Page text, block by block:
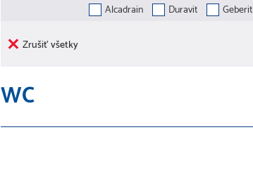
Alcadrain Duravit Geberit
Zrušiť všetky
WC